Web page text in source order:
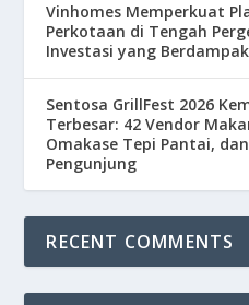
Vinhomes Memperkuat
Perkotaan di Tengah
Investasi yang
Sentosa GrillFest 2026
Terbesar: 42 Vendor
Omakase Tepi Pantai,
Pengunjung
RECENT COMMENTS